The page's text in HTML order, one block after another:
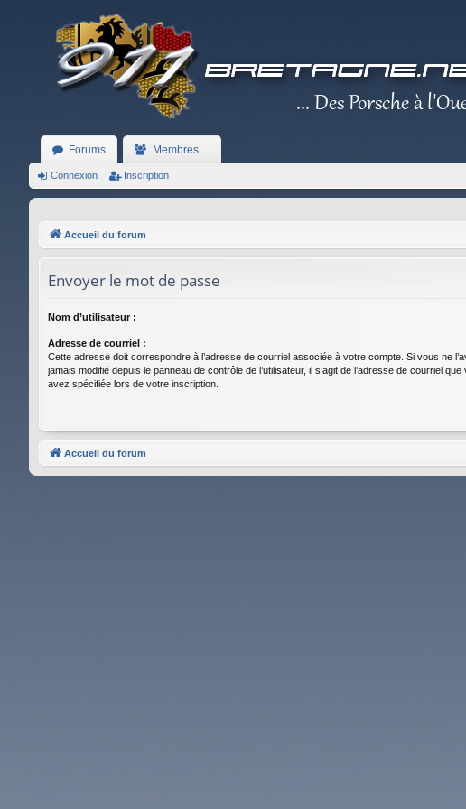
Forums Membres
Connexion Inscription
Accueil du forum
Envoyer le mot de passe
Nom d’utilisateur :
Adresse de courriel :
Cette adresse doit correspondre à l’adresse de courriel associée à votre compte. Si vous ne
jamais modifié depuis le panneau de contrôle de l’utilisateur, il s’agit de l’adresse de courriel que
avez spécifiée lors de votre inscription.
Accueil du forum